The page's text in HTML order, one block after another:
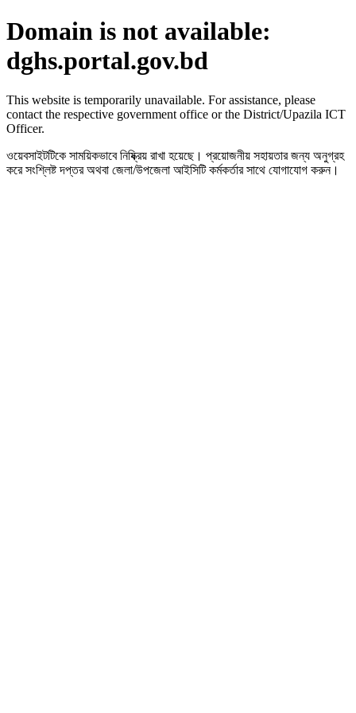
Domain is not available:
dghs.portal.gov.bd
This website is temporarily unavailable. For assistance, please
contact the respective government office or the District/Upazila ICT
Officer.
ওয়েবসাইটটিকে সাময়িকভাবে নিষ্ক্রিয় রাখা হয়েছে। প্রয়োজনীয় সহায়তার জন্য অনুগ্রহ
করে সংশ্লিষ্ট দপ্তর অথবা জেলা/উপজেলা আইসিটি কর্মকর্তার সাথে যোগাযোগ করুন।